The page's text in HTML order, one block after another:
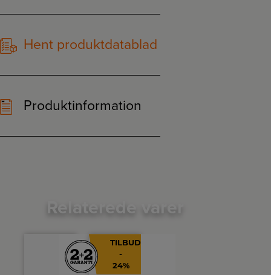
Hent produktdatablad
Produktinformation
Relaterede varer
TILBUD
-
24%